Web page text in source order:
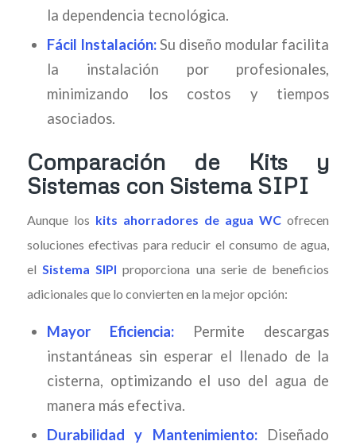
la dependencia tecnológica.
Fácil Instalación:Su diseño modular facilita
la instalación por profesionales,
minimizando los costos y tiempos
asociados.
Comparación de Kits y
Sistemas con Sistema SIPI
Aunque los kits ahorradores de agua WC ofrecen
soluciones efectivas para reducir el consumo de agua,
el Sistema SIPI proporciona una serie de beneficios
adicionales que lo convierten en la mejor opción:
Mayor Eficiencia: Permite descargas
instantáneas sin esperar el llenado de la
cisterna, optimizando el uso del agua de
manera más efectiva.
Durabilidad y Mantenimiento:Diseñado